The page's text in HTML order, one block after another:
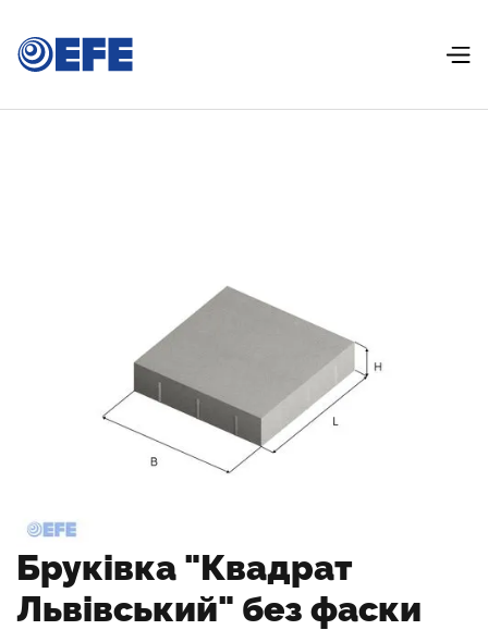
Бруківка "Квадрат
Львівський" без фаски